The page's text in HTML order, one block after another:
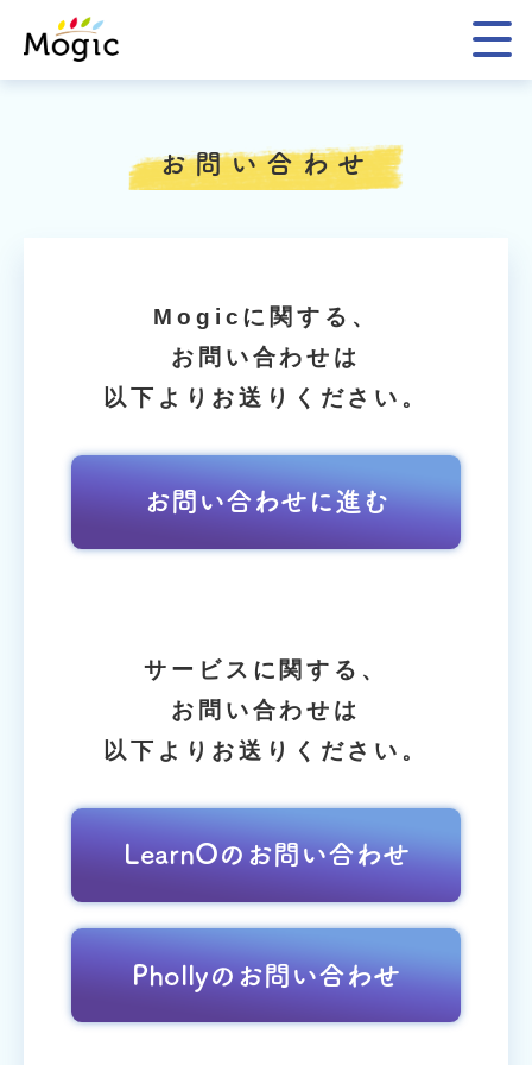
Mogic
お問い合わせ
Mogicに関する、
お問い合わせは
以下よりお送りください。
お問い合わせに進む
サービスに関する、
お問い合わせは
以下よりお送りください。
LearnOのお問い合わせ
Phollyのお問い合わせ